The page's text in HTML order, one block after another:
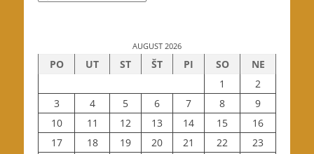
AUGUST 2026
PO UT ST ŠT PI SO
NE
1
2
3
4 5 6 7 8
9
10
11 12 13 14 15
16
17
18 19 20 21 22
23